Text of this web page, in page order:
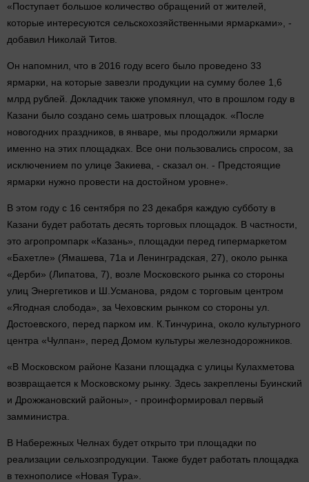
«Поступает большое количество обращений от жителей,
которые интересуются сельскохозяйственными ярмарками», -
добавил Николай Титов.
Он напомнил, что в 2016 году всего было проведено 33
ярмарки, на которые завезли продукции на сумму более 1,6
млрд рублей. Докладчик также упомянул, что в прошлом году в
Казани было создано семь шатровых площадок. «После
новогодних праздников, в январе, мы продолжили ярмарки
именно на этих площадках. Все они пользовались спросом, за
исключением по улице Закиева, - сказал он. - Предстоящие
ярмарки нужно провести на достойном уровне».
В этом году с 16 сентября по 23 декабря каждую субботу в
Казани будет работать десять торговых площадок. В частности,
это агропромпарк «Казань», площадки перед гипермаркетом
«Бахетле» (Ямашева, 71а и Ленинградская, 27), около рынка
«Дерби» (Липатова, 7), возле Московского рынка со стороны
улиц Энергетиков и Ш.Усманова, рядом с торговым центром
«Ягодная слобода», за Чеховским рынком со стороны ул.
Достоевского, перед парком им. К.Тинчурина, около культурного
центра «Чулпан», перед Домом культуры железнодорожников.
«В Московском районе Казани площадка с улицы Кулахметова
возвращается к Московскому рынку. Здесь закреплены Буинский
и Дрожжановский районы», - проинформировал первый
замминистра.
В Набережных Челнах будет открыто три площадки по
реализации сельхозпродукции. Также будет работать площадка
в технополисе «Новая Тура».